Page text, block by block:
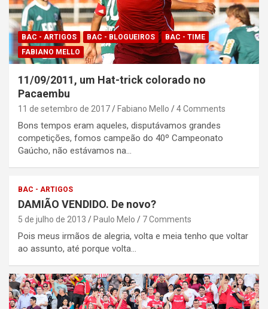
BAC - ARTIGOS BAC - BLOGUEIROS
BAC - TIME
FABIANO MELLO
11/09/2011, um Hat-trick colorado no
Pacaembu
11 de setembro de 2017 Fabiano Mello 4 Comments
Bons tempos eram aqueles, disputávamos grandes
competições, fomos campeão do 40º Campeonato
Gaúcho, não estávamos na…
BAC - ARTIGOS
DAMIÃO VENDIDO. De novo?
5 de julho de 2013 Paulo Melo 7 Comments
Pois meus irmãos de alegria, volta e meia tenho que voltar
ao assunto, até porque volta…